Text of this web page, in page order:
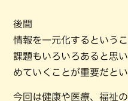
後間
情報を一元化するという
課題もいろいろあると思
めていくことが重要だと
今回は健康や医療、福祉